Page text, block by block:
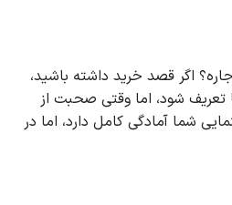
اگر قصد خرید داشته باشید،
تعریف شود، اما وقتی صحبت از
شما آمادگی کامل دارد، اما در